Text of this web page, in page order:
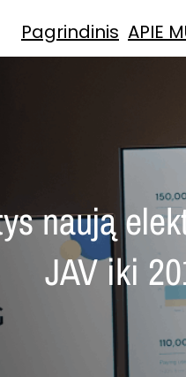
Pagrindinis APIE
naują
JAV iki